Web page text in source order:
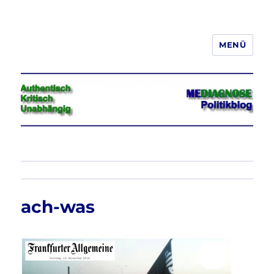
Jeder hat das Recht, seine
Meinung in Wort, Schrift und Bild
frei zu äußern und zu verbreiten
MENÜ
ach-was